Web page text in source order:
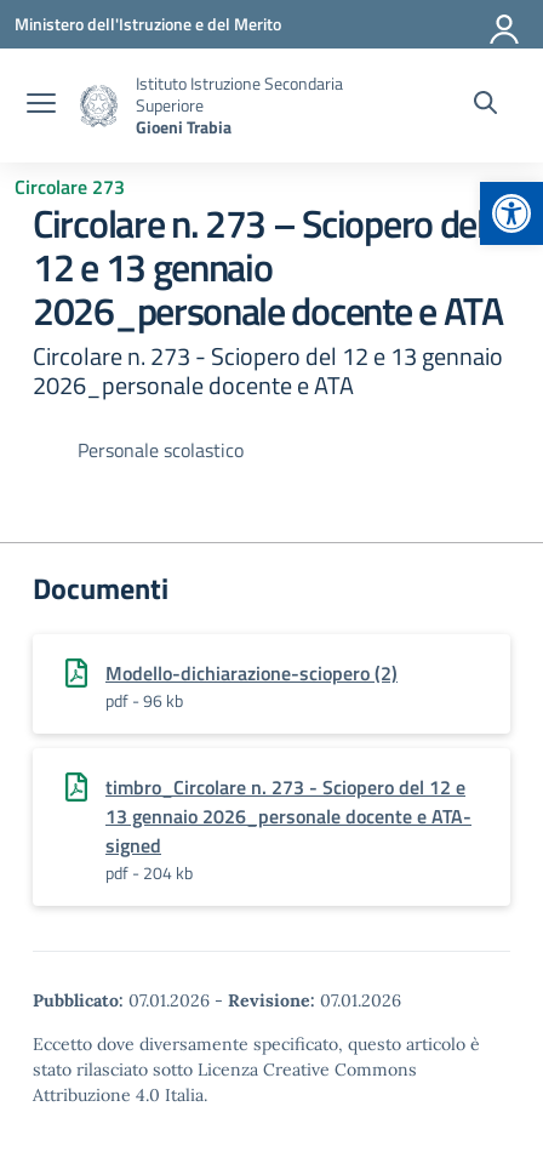
Vai ai contenuti
Vai al menu di navigazione
Vai al footer
Ministero dell'Istruzione e del Merito
Istituto Istruzione Secondaria
Superiore
Gioeni Trabia
Circolare 273
Circolare n. 273 – Sciopero del
12 e 13 gennaio
2026_personale docente e ATA
Circolare n. 273 - Sciopero del 12 e 13 gennaio
2026_personale docente e ATA
Personale scolastico
Documenti
Modello-dichiarazione-sciopero (2)
pdf - 96 kb
timbro_Circolare n. 273 - Sciopero del 12 e
13 gennaio 2026_personale docente e ATA-
signed
pdf - 204 kb
Pubblicato: 07.01.2026 - Revisione: 07.01.2026
Eccetto dove diversamente specificato, questo articolo è
stato rilasciato sotto Licenza Creative Commons
Attribuzione 4.0 Italia.